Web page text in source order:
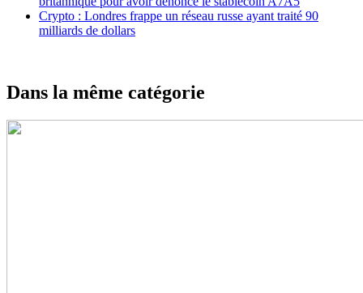
Crypto : Londres frappe un réseau russe ayant traité 90
milliards de dollars
Dans la même catégorie